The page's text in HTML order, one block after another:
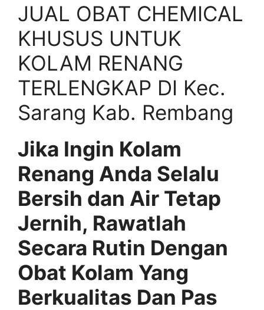
JUAL OBAT CHEMICAL
KHUSUS UNTUK
KOLAM RENANG
TERLENGKAP DI Kec.
Sarang Kab. Rembang
Jika Ingin Kolam
Renang Anda Selalu
Bersih dan Air Tetap
Jernih, Rawatlah
Secara Rutin Dengan
Obat Kolam Yang
Berkualitas Dan Pas